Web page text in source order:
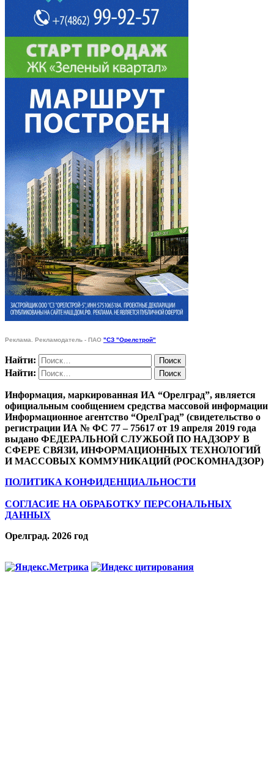
Реклама. Рекламодатель - ПАО "СЗ "Орелстрой"
Найти:
Найти:
Информация, маркированная ИА “Орелград”, является
официальным сообщением средства массовой информации
Информационное агентство “ОрелГрад” (свидетельство о
регистрации ИА № ФС 77 – 75617 от 19 апреля 2019 года
выдано ФЕДЕРАЛЬНОЙ СЛУЖБОЙ ПО НАДЗОРУ В
СФЕРЕ СВЯЗИ, ИНФОРМАЦИОННЫХ ТЕХНОЛОГИЙ
И МАССОВЫХ КОММУНИКАЦИЙ (РОСКОМНАДЗОР)
ПОЛИТИКА КОНФИДЕНЦИАЛЬНОСТИ
СОГЛАСИЕ НА ОБРАБОТКУ ПЕРСОНАЛЬНЫХ
ДАННЫХ
Орелград. 2026 год